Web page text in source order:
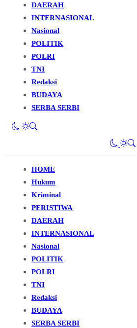
DAERAH
INTERNASIONAL
Nasional
POLITIK
POLRI
TNI
Redaksi
BUDAYA
SERBA SERBI
HOME
Hukum
Kriminal
PERISTIWA
DAERAH
INTERNASIONAL
Nasional
POLITIK
POLRI
TNI
Redaksi
BUDAYA
SERBA SERBI